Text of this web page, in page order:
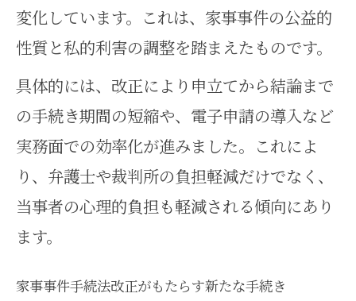
変化しています。これは、家事事件の公益的
性質と私的利害の調整を踏まえたものです。
具体的には、改正により申立てから結論まで
の手続き期間の短縮や、電子申請の導入など
実務面での効率化が進みました。これによ
り、弁護士や裁判所の負担軽減だけでなく、
当事者の心理的負担も軽減される傾向にあり
ます。
家事事件手続法改正がもたらす新たな手続き